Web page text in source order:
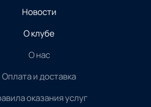
Новости
О клубе
О нас
Оплата и доставка
оказания услуг